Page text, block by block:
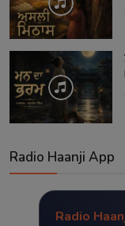
Radio Haanji App
Radio